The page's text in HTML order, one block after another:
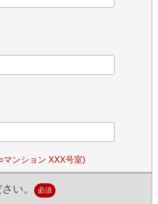
ンション XXX号室)
い。 必須